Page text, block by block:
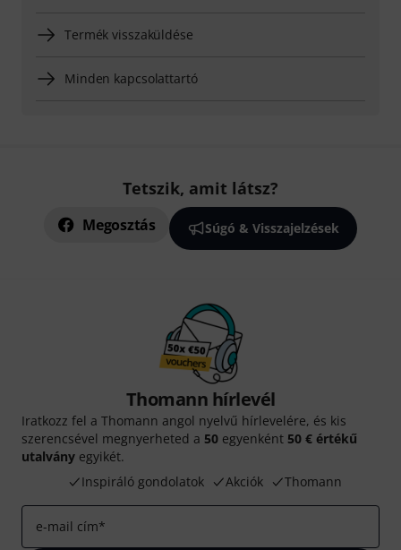
Termék visszaküldése
Minden kapcsolattartó
Tetszik, amit látsz?
Megosztás Súgó & Visszajelzések
Thomann hírlevél
Iratkozz fel a Thomann angol nyelvű hírlevelére, és kis
szerencsével megnyerheted a 50 egyenként 50 € értékű
utalvány egyikét.
Inspiráló gondolatok
Akciók Thomann
e-mail cím*